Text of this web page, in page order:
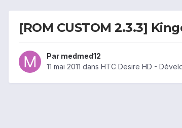
[ROM CUSTOM 2.3.3]
Par medmed12
11 mai 2011 dans HTC Desire HD -